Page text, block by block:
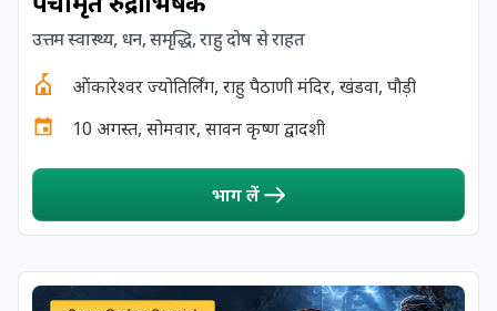
18 August, 2026
18 August, 2026 Mangala Gauri Vrat
19 August, 2026 Tulsidas Jayanti
20 August, 2026 Masik Durgashtami
उत्तम स्वास्थ्य, धन, समृद्धि, राहु दोष से राहत
ओंकारेश्वर ज्योतिर्लिंग, राहु पैठाणी मंदिर, खंडवा, पौड़ी
10 अगस्त, सोमवार, सावन कृष्ण द्वादशी
भाग लें